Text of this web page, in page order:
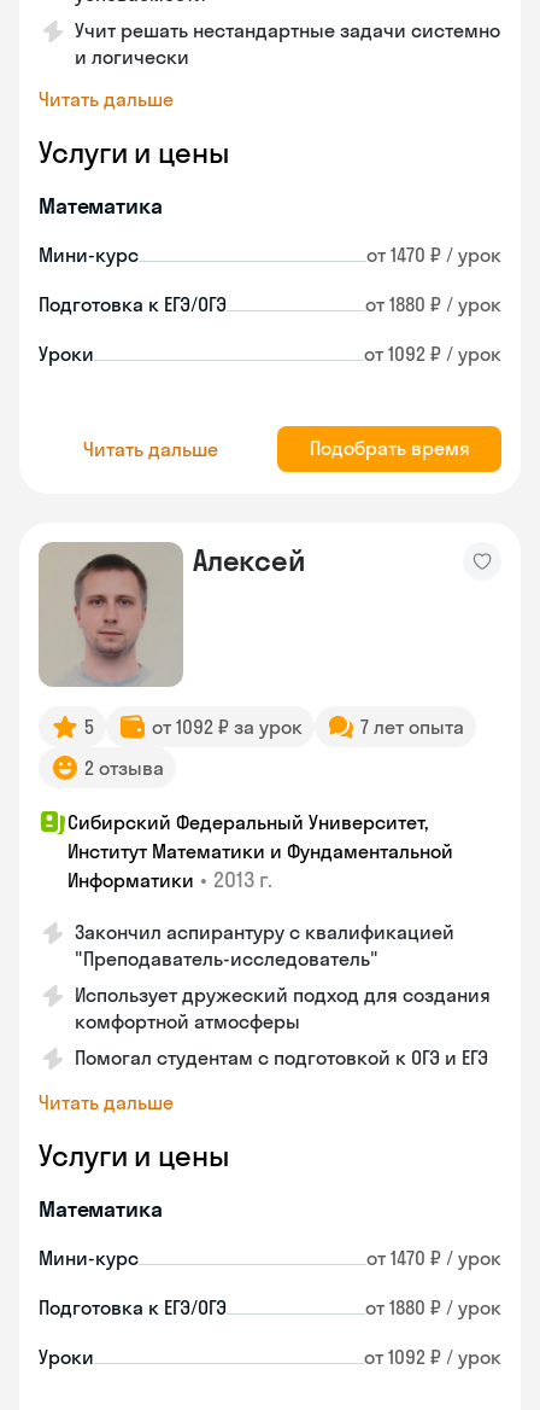
Учит решать нестандартные задачи системно
и логически
Читать дальше
Услуги и цены
Математика
Мини-курс от 1470 ₽ / урок
Подготовка к ЕГЭ/ОГЭ от 1880 ₽ / урок
Уроки от 1092 ₽ / урок
Читать дальше Подобрать время
Алексей
5 от 1092 ₽ за урок
7 лет опыта
2 отзыва
Сибирский Федеральный Университет,
Институт Математики и Фундаментальной
Информатики • 2013 г.
Закончил аспирантуру с квалификацией
"Преподаватель-исследователь"
Использует дружеский подход для создания
комфортной атмосферы
Помогал студентам с подготовкой к ОГЭ и ЕГЭ
Читать дальше
Услуги и цены
Математика
Мини-курс от 1470 ₽ / урок
Подготовка к ЕГЭ/ОГЭ от 1880 ₽ / урок
Уроки от 1092 ₽ / урок